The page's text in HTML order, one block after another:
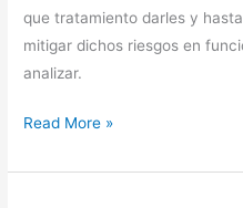
que tratamiento darles y
mitigar dichos riesgos en
analizar.
Read More »